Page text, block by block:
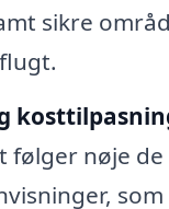
sikre
følger nøje de
som